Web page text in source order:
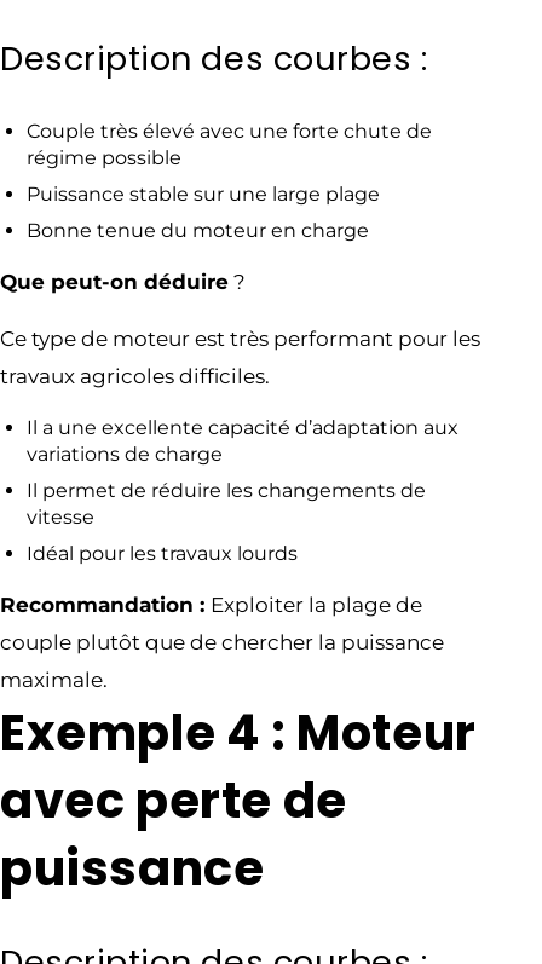
Description des courbes :
Couple très élevé avec une forte chute de
régime possible
Puissance stable sur une large plage
Bonne tenue du moteur en charge
Que peut-on déduire ?
Ce type de moteur est très performant pour les
travaux agricoles difficiles.
Il a une excellente capacité d’adaptation aux
variations de charge
Il permet de réduire les changements de
vitesse
Idéal pour les travaux lourds
Recommandation : Exploiter la plage de
couple plutôt que de chercher la puissance
maximale.
Exemple 4 : Moteur
avec perte de
puissance